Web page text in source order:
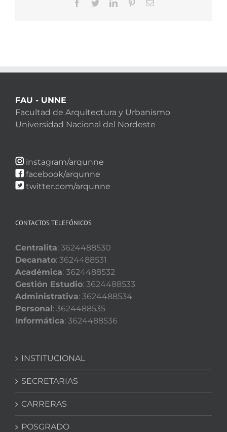
Facebook
TwitterLinkedInPinterestCorreo
FAU - UNNE
Facultad de Arquitectura y Urbanismo
Universidad Nacional del Nordeste
instagram/arqunne
facebook/arqunne
twitter.com/arqunne
CONTACTOS TELEFÓNICOS
Centralita: 3624488530
Decanato: 3624488531
Académica: 3624488532
Gestión Estudio: 3624488533
Administrativa: 3624488534
Personal: 3624488535
Informática: 3624488536
INSTITUCIONAL
SECRETARIAS
CARRERAS
POSGRADO